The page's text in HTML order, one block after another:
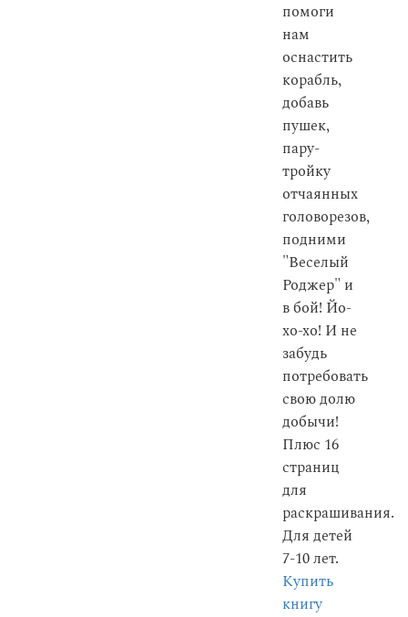
помоги
нам
оснастить
корабль,
добавь
пушек,
пару-
тройку
отчаянных
головорезов,
подними
"Веселый
Роджер" и
в бой! Йо-
хо-хо! И не
забудь
потребовать
свою долю
добычи!
Плюс 16
страниц
для
раскрашивания.
Для детей
7-10 лет.
Купить
книгу